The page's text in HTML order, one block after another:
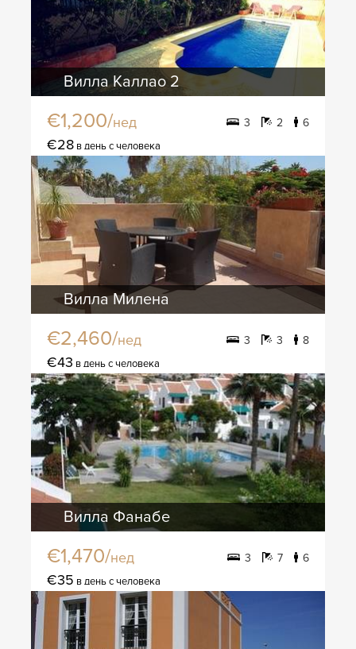
Вилла Каллао 2
€1,200/нед 3 2 6
€28 в день с человека
Вилла Милена
€2,460/нед 3 3 8
€43 в день с человека
Вилла Фанабе
€1,470/нед 3 7 6
€35 в день с человека